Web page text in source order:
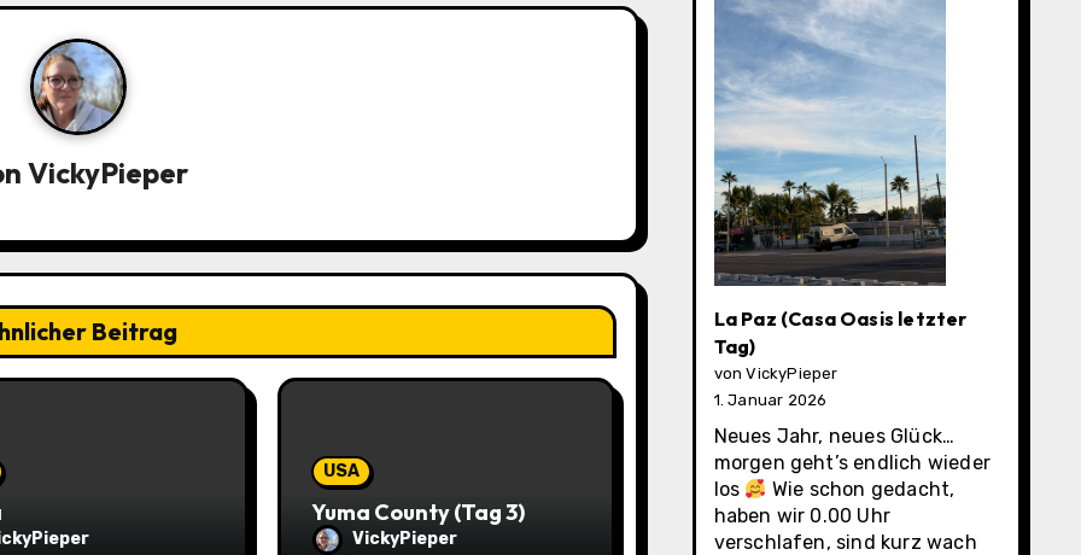
VickyPieper
Beitrag
USA
Yuma County (Tag 3)
VickyPieper
La Paz (Casa Oasis letzter
Tag)
von VickyPieper
1. Januar 2026
Neues Jahr, neues Glück…
morgen geht’s endlich wieder
los
Wie schon gedacht,
haben wir 0.00 Uhr
verschlafen, sind kurz wach